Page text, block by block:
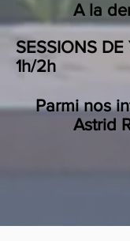
A la
SESSIONS
1h/2h
Parmi nos
Astrid